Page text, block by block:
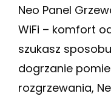
Neo Panel
WiFi – komfort
szukasz
dogrzanie
rozgrzewania,